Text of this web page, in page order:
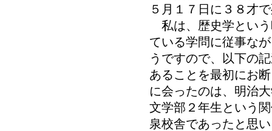
５月１７日に３８才
私は、歴史学とい
ている学問に従事な
うですので、以下の
あることを最初にお
に会ったのは、明治
文学部２年生という
泉校舎であったと思